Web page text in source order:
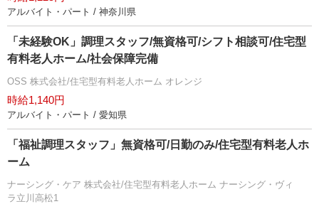
アルバイト・パート / 神奈川県
「未経験OK」調理スタッフ/無資格可/シフト相談可/住宅型
有料老人ホーム/社会保障完備
OSS 株式会社/住宅型有料老人ホーム オレンジ
時給1,140円
アルバイト・パート / 愛知県
「福祉調理スタッフ」無資格可/日勤のみ/住宅型有料老人ホ
ーム
ナーシング・ケア 株式会社/住宅型有料老人ホーム ナーシング・ヴィ
ラ立川高松1